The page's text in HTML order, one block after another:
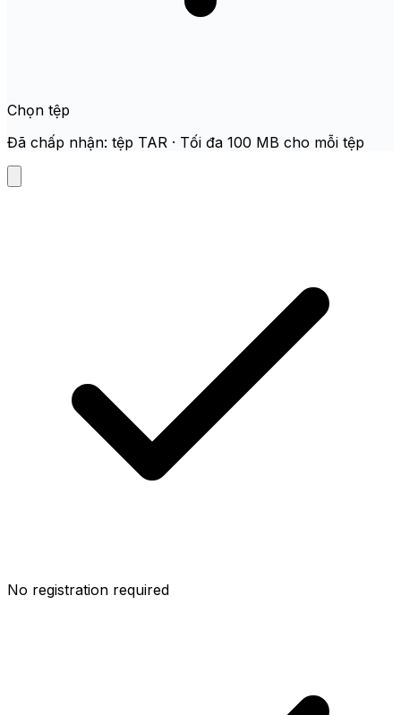
Chọn tệp
Đã chấp nhận: tệp TAR · Tối đa 100 MB cho mỗi tệp
No registration required